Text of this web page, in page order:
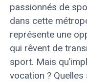
passionnés de
dans cette
représente une
qui rêvent de
sport. Mais
vocation ?